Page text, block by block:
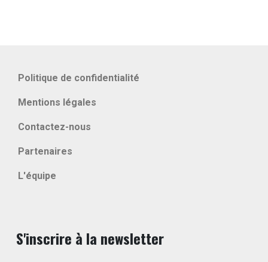
Politique de confidentialité
Mentions légales
Contactez-nous
Partenaires
L'équipe
S'inscrire à la newsletter